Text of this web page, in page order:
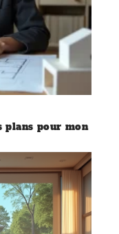
plans pour mon